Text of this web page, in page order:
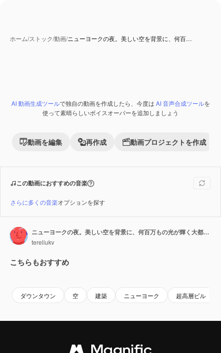
ホーム/ストック/動画/ニューヨークの夜。美しい空を背景に、何百…
Premium
AI 動画生成ツールで独自の動画を作成したら、今度は AI 音声合成ツールを
使って素晴らしいボイスオーバーを追加しましょう
動画を編集 再作成 動画プロジェクトを作成
この動画におすすめの音楽
さらに多くの音楽オプションを探す
ニューヨークの夜。美しい空を背景に、何百万もの光が輝く大都市の建築物。
tereliukv
こちらもおすすめ
ダウンタウン 空 建築 ニューヨーク 超高層ビル